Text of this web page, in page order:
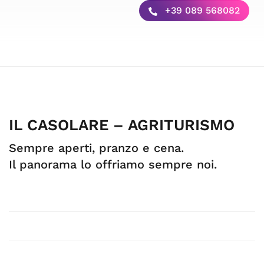
+39 089 568082
IL CASOLARE – AGRITURISMO
Sempre aperti, pranzo e cena.
Il panorama lo offriamo sempre noi.